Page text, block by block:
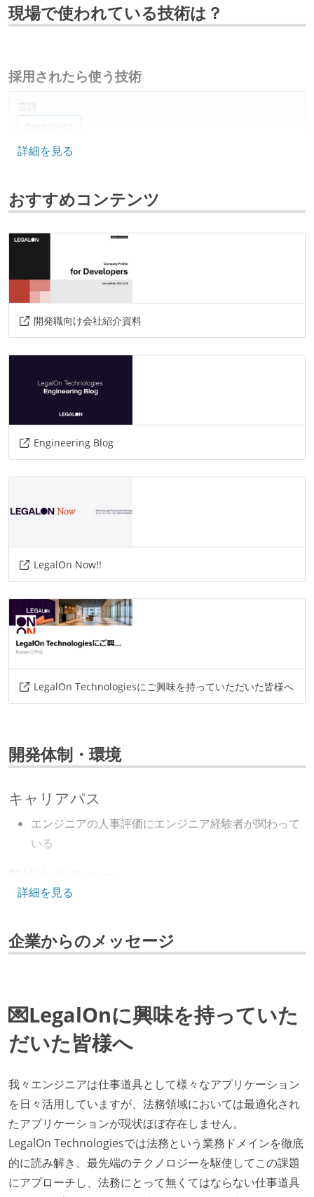
現場で使われている技術は？
採用されたら使う技術
言語
typescript
フレームワーク
プロジェクト管理
jira
github
情報共有ツール
notion
その他
google-meet
miro figma
その他、現場で使われている技術
java
go python ruby rust
フレームワーク
nuxt.js
vue.js ruby-on-rails
データベース
その他
cloud-monitoring
azure-ad
kubernetes
terraform intercom
docker
datadog
playwright
github-actions
詳細を見る
おすすめコンテンツ
開発職向け会社紹介資料
Engineering Blog
LegalOn Now!!
LegalOn Technologiesにご興味を持っていただいた皆様へ
開発体制・環境
キャリアパス
エンジニアの人事評価にエンジニア経験者が関わって
いる
CTO またはそれに準じる、技術やワークフローの標準
取締役（社内）または執行役員として、エンジニアリ
ング部門の人間が経営に参加している
OS やエディタ、IDE といった個人の環境は、各自の責
任で好きなものを使うことができる
企画を決定する場に、実装を担当する開発メンバーが
タスクの見積もりは、実装を担当するメンバーが中心
となって行う
全体のスケジュール管理は、途中の成果を随時確認し
ながら、納期または盛り込む機能を柔軟に調整する形
で行う
プロダクトの開発言語やフレームワークなど主要な構
詳細を見る
企業からのメッセージ
💌LegalOnに興味を持っていた
だいた皆様へ
我々エンジニアは仕事道具として様々なアプリケーション
を日々活用していますが、法務領域においては最適化され
たアプリケーションが現状ほぼ存在しません。
LegalOn Technologiesでは法務という業務ドメインを徹底
的に読み解き、最先端のテクノロジーを駆使してこの課題
にアプローチし、法務にとって無くてはならない仕事道具